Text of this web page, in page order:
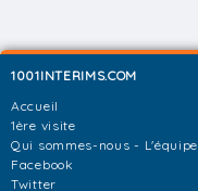
1001INTERIMS.COM
Accueil
1ère visite
Qui sommes-nous - L'équipe
Facebook
Twitter